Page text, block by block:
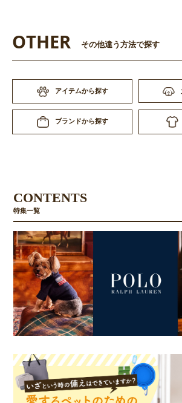
OTHER その他違う方法で探す
アイテムから探す
ブランドから探す
CONTENTS
特集一覧